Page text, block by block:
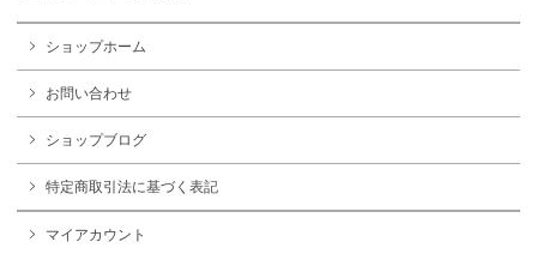
ショップホーム
お問い合わせ
ショップブログ
特定商取引法に基づく表記
マイアカウント